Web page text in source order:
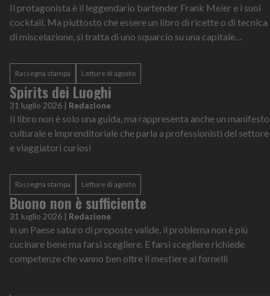
Il protagonista è il leggendario bartender Frank Meier e i suoi
cocktail. Ma piuttosto che essere un libro di ricette o di tecnica
di miscelazione, si tratta di uno squarcio su una capitale
Rassegna stampa Letture di agosto
Spirits dei Luoghi
31 luglio 2026 | Redazione
Il libro non è solo una guida, ma rappresenta anche un manifesto
culturale e imprenditoriale che parla a professionisti del settore
e viaggiatori curiosi
Rassegna stampa Letture di agosto
Buono non è sufficiente
31 luglio 2026 | Redazione
in un Paese saturo di proposte valide, il problema non è più
cucinare bene ma farsi scegliere. E farsi scegliere richiede
competenze che vanno ben oltre il mestiere ai fornelli